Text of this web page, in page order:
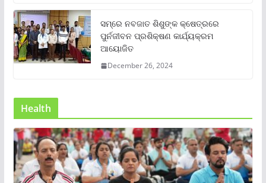
ସମ୍‌ରେ ନବଜାତ ଶିଶୁଙ୍କ କ୍ଷେତ୍ରରେ
ପୁର୍ନଜୀବନ ପ୍ରଶିକ୍ଷଣ କାର୍ଯ୍ୟକ୍ରମ
ଆୟୋଜିତ
December 26, 2024
Health